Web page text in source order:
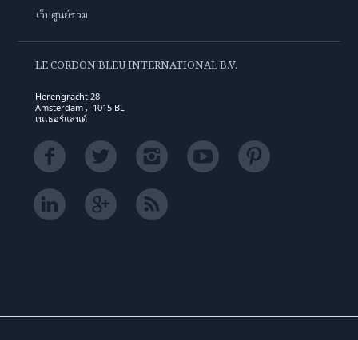
เว็บศูนย์รวม
LE CORDON BLEU INTERNATIONAL B.V.
Herengracht 28
Amsterdam , 1015 BL
เนเธอร์แลนด์